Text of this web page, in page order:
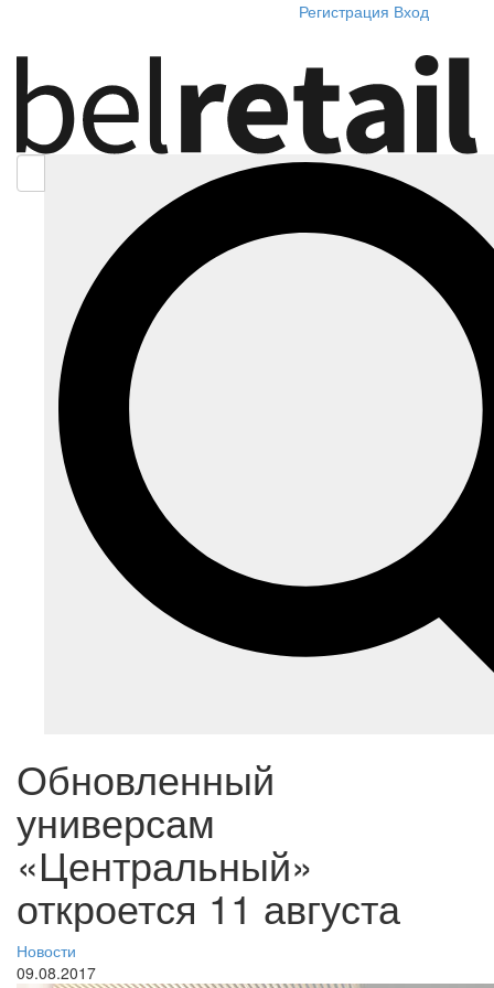
Регистрация Вход
Обновленный
универсам
«Центральный»
откроется 11 августа
Новости
09.08.2017